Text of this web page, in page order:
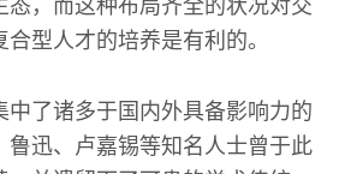
态，而这种布局齐全的状况对交
型人才的培养是有利的。
中了诸多于国内外具备影响力的
鲁迅、卢嘉锡等知名人士曾于此